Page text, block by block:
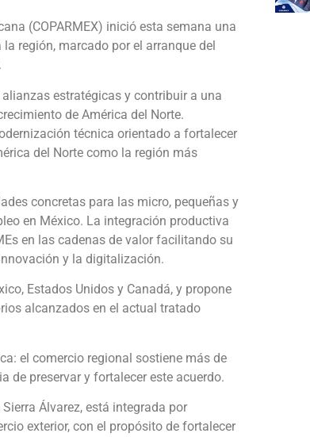
(COPARMEX) inició esta semana una
región, marcado por el arranque del
estratégicas y contribuir a una
de América del Norte.
técnica orientado a fortalecer
del Norte como la región más
concretas para las micro, pequeñas y
en México. La integración productiva
en las cadenas de valor facilitando su
y la digitalización.
Estados Unidos y Canadá, y propone
alcanzados en el actual tratado
el comercio regional sostiene más de
de preservar y fortalecer este acuerdo.
Álvarez, está integrada por
exterior, con el propósito de fortalecer